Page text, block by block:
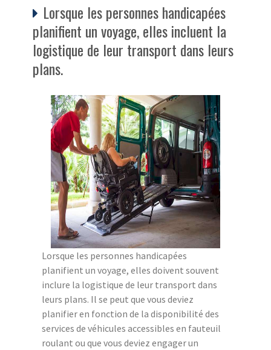
Lorsque les personnes handicapées
planifient un voyage, elles incluent la
logistique de leur transport dans leurs
plans.
Lorsque les personnes handicapées
planifient un voyage, elles doivent souvent
inclure la logistique de leur transport dans
leurs plans. Il se peut que vous deviez
planifier en fonction de la disponibilité des
services de véhicules accessibles en fauteuil
roulant ou que vous deviez engager un